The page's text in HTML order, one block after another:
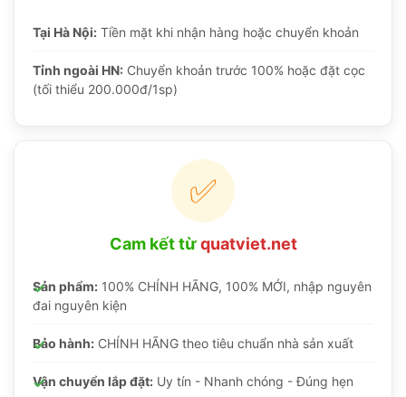
Tại Hà Nội: Tiền mặt khi nhận hàng hoặc chuyển khoản
Tỉnh ngoài HN: Chuyển khoản trước 100% hoặc đặt cọc
(tối thiểu 200.000đ/1sp)
✅
Cam kết từquatviet.net
Sản phẩm: 100% CHÍNH HÃNG, 100% MỚI, nhập nguyên
đai nguyên kiện
Bảo hành: CHÍNH HÃNG theo tiêu chuẩn nhà sản xuất
Vận chuyển lắp đặt: Uy tín - Nhanh chóng - Đúng hẹn